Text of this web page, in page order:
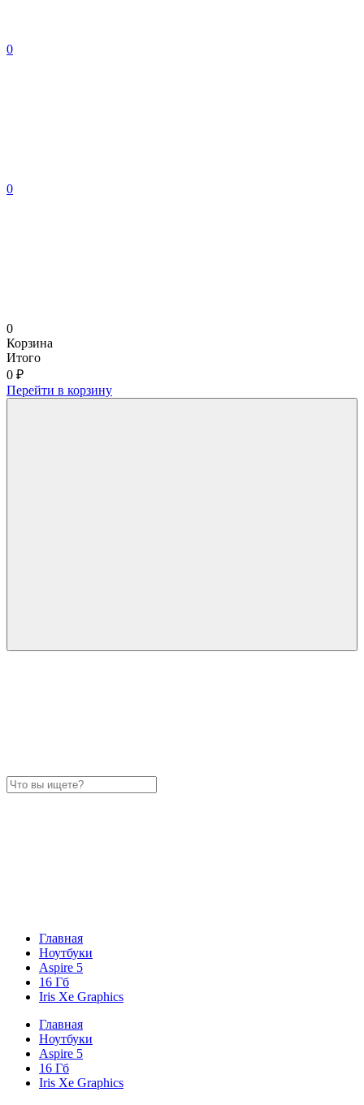
0
0
0
Корзина
Итого
0 ₽
Перейти в корзину
Главная
Ноутбуки
Aspire 5
16 Гб
Iris Xe Graphics
Главная
Ноутбуки
Aspire 5
16 Гб
Iris Xe Graphics